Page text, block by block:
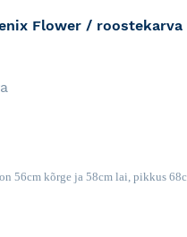
Flower /
56cm kõrge ja 58cm lai, pikkus